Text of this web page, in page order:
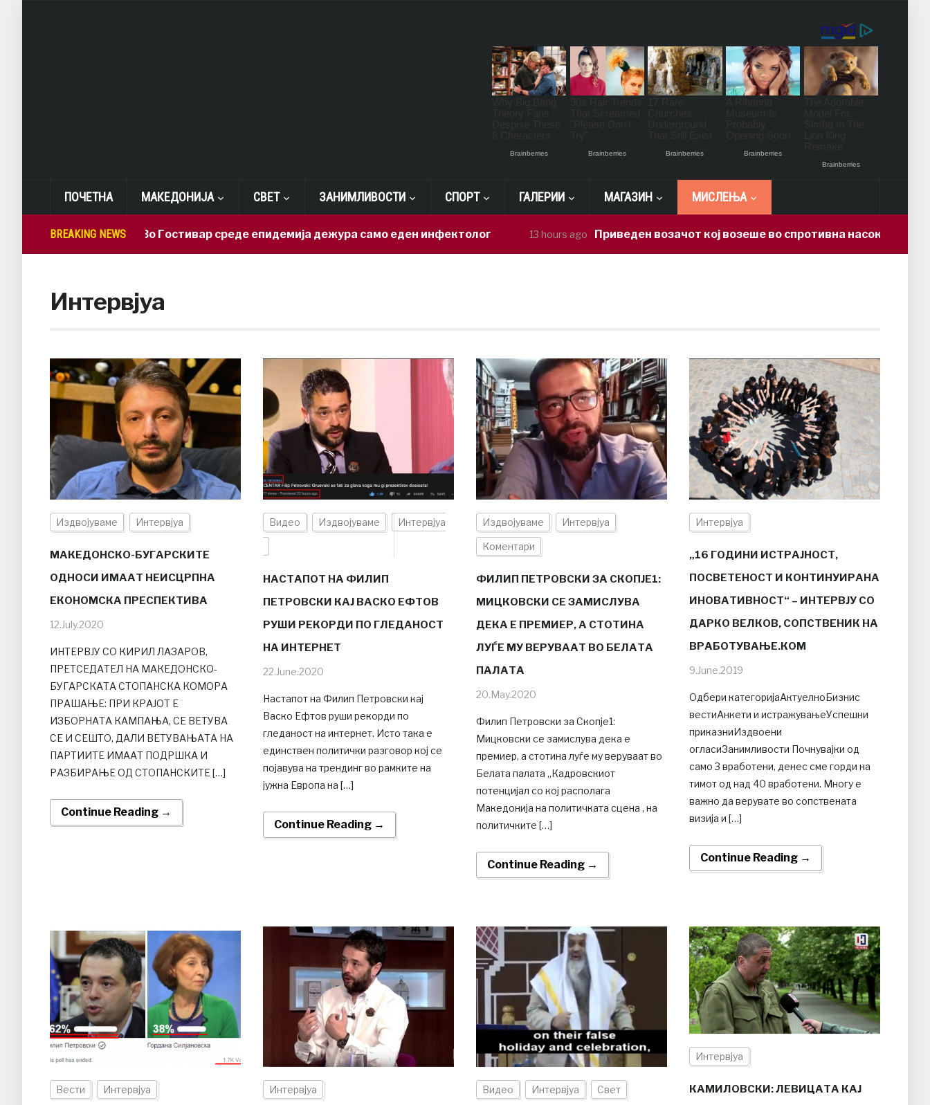
ПОЧЕТНА МАКЕДОНИЈА СВЕТ ЗАНИМЛИВОСТИ СПОРТ ГАЛЕРИИ МАГАЗИН МИСЛЕЊА
BREAKING NEWS
СДСМ: Во Гостивар среде епидемија дежура само еден инфектолог 13 hours ago Приведен возачот кој возеше во спротивна насока на
Интервјуа
Издвојуваме Интервјуа
МАКЕДОНСКО-БУГАРСКИТЕ
ОДНОСИ ИМААТ НЕИСЦРПНА
ЕКОНОМСКА ПРЕСПЕКТИВА
12.July.2020
ИНТЕРВЈУ СО КИРИЛ ЛАЗАРОВ,
ПРЕТСЕДАТЕЛ НА МАКЕДОНСКО-
БУГАРСКАТА СТОПАНСКА КОМОРА
ПРАШАЊЕ: ПРИ КРАЈОТ Е
ИЗБОРНАТА КАМПАЊА, СЕ ВЕТУВА
СЕ И СЕШТО, ДАЛИ ВЕТУВАЊАТА НА
ПАРТИИТЕ ИМААТ ПОДРШКА И
РАЗБИРАЊЕ ОД СТОПАНСКИТЕ […]
Continue Reading →
Видео Издвојуваме Интервјуа
НАСТАПОТ НА ФИЛИП
ПЕТРОВСКИ КАЈ ВАСКО ЕФТОВ
РУШИ РЕКОРДИ ПО ГЛЕДАНОСТ
НА ИНТЕРНЕТ
22.June.2020
Настапот на Филип Петровски кај
Васко Ефтов руши рекорди по
гледаност на интернет. Исто така е
единствен политички разговор кој се
појавува на трендинг во рамките на
јужна Европа на […]
Continue Reading →
Издвојуваме Интервјуа
Коментари
ФИЛИП ПЕТРОВСКИ ЗА СКОПЈЕ1:
МИЦКОВСКИ СЕ ЗАМИСЛУВА
ДЕКА Е ПРЕМИЕР, А СТОТИНА
ЛУЃЕ МУ ВЕРУВААТ ВО БЕЛАТА
ПАЛАТА
20.May.2020
Филип Петровски за Скопје1:
Мицковски се замислува дека е
премиер, а стотина луѓе му веруваат во
Белата палата „Кадровскиот
потенцијал со кој располага
Македонија на политичката сцена , на
политичките […]
Continue Reading →
Интервјуа
„16 ГОДИНИ ИСТРАЈНОСТ,
ПОСВЕТЕНОСТ И КОНТИНУИРАНА
ИНОВАТИВНОСТ“ – ИНТЕРВЈУ СО
ДАРКО ВЕЛКОВ, СОПСТВЕНИК НА
ВРАБОТУВАЊЕ.КОМ
9.June.2019
Одбери категоријаАктуелноБизнис
вестиАнкети и истражувањеУспешни
приказниИздвоени
огласиЗанимливости Почнувајки од
само 3 вработени, денес сме горди на
тимот од над 40 вработени. Многу е
важно да верувате во сопствената
визија и […]
Continue Reading →
Вести Интервјуа Интервјуа Видео Интервјуа Свет
Интервјуа
КАМИЛОВСКИ: ЛЕВИЦАТА КАЈ